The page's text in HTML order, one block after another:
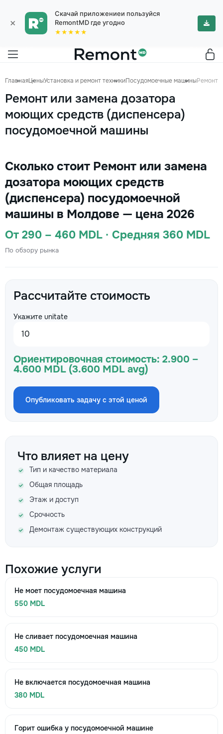
×
Скачай приложениеи пользуйся
RemontMD где угодно
★★★★★
ГлавнаяЦеныУстановка и ремонт техникиПосудомоечные машиныРемонт
Ремонт или замена дозатора
моющих средств (диспенсера)
посудомоечной машины
Сколько стоит Ремонт или замена
дозатора моющих средств
(диспенсера) посудомоечной
машины в Молдове — цена 2026
От 290 – 460 MDL · Средняя 360 MDL
По обзору рынка
Рассчитайте стоимость
Укажите unitate
Ориентировочная стоимость: 2.900 –
4.600 MDL (3.600 MDL avg)
Опубликовать задачу с этой ценой
Что влияет на цену
Тип и качество материала
Общая площадь
Этаж и доступ
Срочность
Демонтаж существующих конструкций
Похожие услуги
Не моет посудомоечная машина
550 MDL
Не сливает посудомоечная машина
450 MDL
Не включается посудомоечная машина
380 MDL
Горит ошибка у посудомоечной машине